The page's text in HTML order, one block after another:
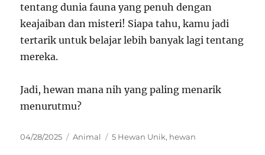
tentang dunia fauna yang penuh dengan
keajaiban dan misteri! Siapa tahu, kamu jadi
tertarik untuk belajar lebih banyak lagi tentang
mereka.
Jadi, hewan mana nih yang paling menarik
menurutmu?
Posted
04/28/2025 Categories
Animal Tags
5 Hewan Unik, hewan